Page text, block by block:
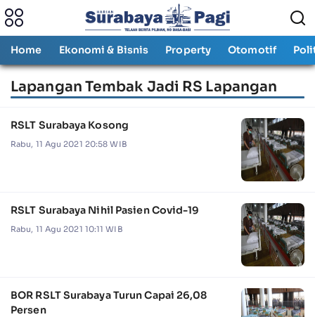
Home Ekonomi & Bisnis Property Otomotif
Lapangan Tembak Jadi RS Lapangan
RSLT Surabaya Kosong
Rabu, 11 Agu 2021 20:58 WIB
RSLT Surabaya Nihil Pasien Covid-19
Rabu, 11 Agu 2021 10:11 WIB
BOR RSLT Surabaya Turun Capai 26,08
Persen